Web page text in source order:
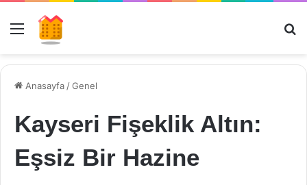
Menü
Anasayfa /Genel
Kayseri Fişeklik Altın:
Eşsiz Bir Hazine